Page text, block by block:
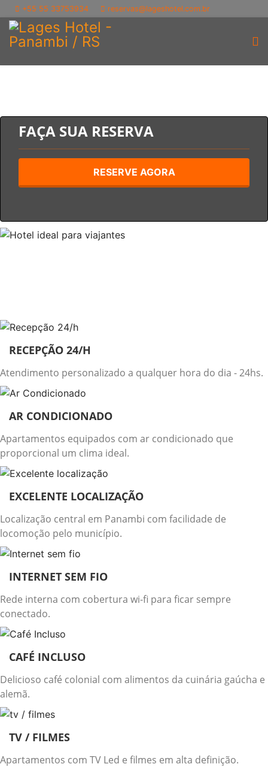
+55 55 33753934 reservas@lageshotel.com.br
FAÇA SUA RESERVA
RESERVE AGORA
RECEPÇÃO 24/H
Atendimento personalizado a qualquer hora do dia - 24hs.
AR CONDICIONADO
Apartamentos equipados com ar condicionado que
proporcional um clima ideal.
EXCELENTE LOCALIZAÇÃO
Localização central em Panambi com facilidade de
locomoção pelo município.
INTERNET SEM FIO
Rede interna com cobertura wi-fi para ficar sempre
conectado.
CAFÉ INCLUSO
Delicioso café colonial com alimentos da cuinária gaúcha e
alemã.
TV / FILMES
Apartamentos com TV Led e filmes em alta definição.